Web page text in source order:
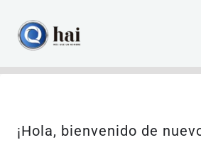
contenido
¡Hola, bienvenido de